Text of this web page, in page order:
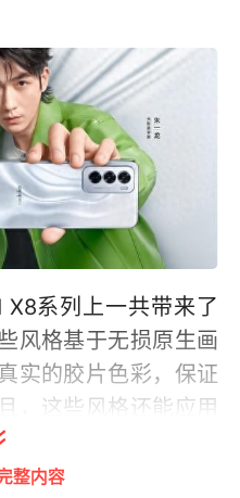
系列上一共带来了
风格基于无损原生画
实的胶片色彩，保证
，这些风格还能应用
实时美颜，让实况照
整内容